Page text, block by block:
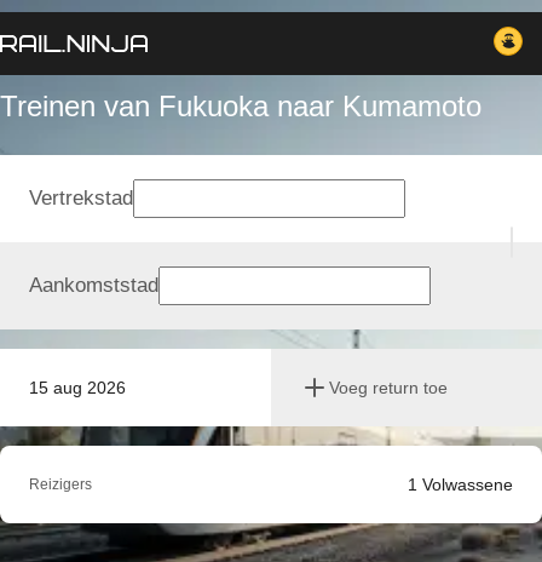
Treinen van Fukuoka naar Kumamoto
15 aug 2026 Voeg return toe
Vertrekstad
Aankomststad
Reizigers 1 Volwassene